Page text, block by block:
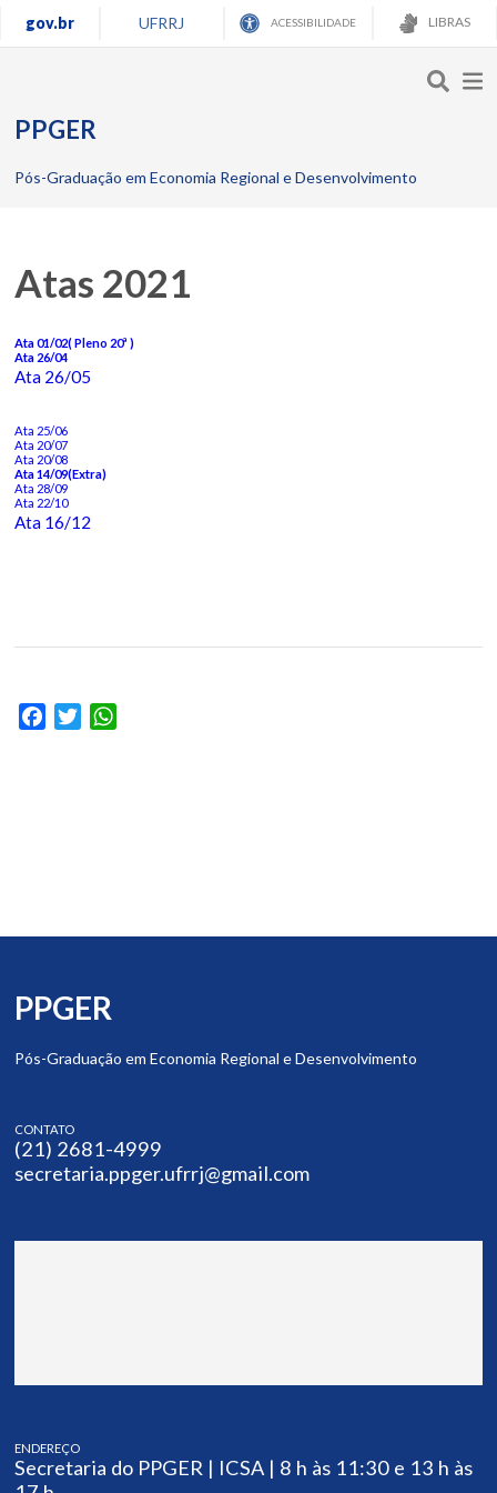
gov.br UFRRJ ACESSIBILIDADE LIBRAS
PPGER
Pós-Graduação em Economia Regional e Desenvolvimento
Atas 2021
Ata 01/02( Pleno 20ª )
Ata 26/04
Ata 26/05
Ata 25/06
Ata 20/07
Ata 20/08
Ata 14/09(Extra)
Ata 28/09
Ata 22/10
Ata 16/12
Facebook
Twitter
PPGER
Pós-Graduação em Economia Regional e Desenvolvimento
CONTATO
(21) 2681-4999
secretaria.ppger.ufrrj@gmail.com
ENDEREÇO
Secretaria do PPGER | ICSA | 8 h às 11:30 e 13 h às